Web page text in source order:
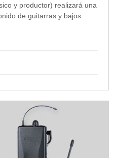
y productor) realizará una
de guitarras y bajos